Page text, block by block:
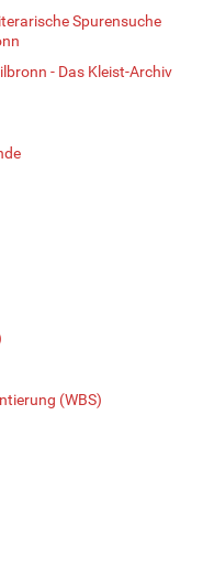
Spurensuche
- Das Kleist-Archiv
(WBS)